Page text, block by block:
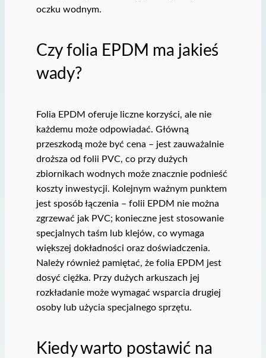
oczku wodnym.
Czy folia EPDM ma jakieś
wady?
Folia EPDM oferuje liczne korzyści, ale nie
każdemu może odpowiadać. Główną
przeszkodą może być cena – jest zauważalnie
droższa od folii PVC, co przy dużych
zbiornikach wodnych może znacznie podnieść
koszty inwestycji. Kolejnym ważnym punktem
jest sposób łączenia – folii EPDM nie można
zgrzewać jak PVC; konieczne jest stosowanie
specjalnych taśm lub klejów, co wymaga
większej dokładności oraz doświadczenia.
Należy również pamiętać, że folia EPDM jest
dosyć ciężka. Przy dużych arkuszach jej
rozkładanie może wymagać wsparcia drugiej
osoby lub użycia specjalnego sprzętu.
Kiedy warto postawić na